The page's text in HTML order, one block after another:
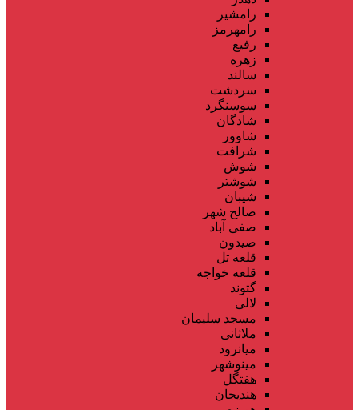
رامشیر
رامهرمز
رفیع
زهره
سالند
سردشت
سوسنگرد
شادگان
شاوور
شرافت
شوش
شوشتر
شیبان
صالح شهر
صفی آباد
صیدون
قلعه تل
قلعه خواجه
گتوند
لالی
مسجد سلیمان
ملاثانی
میانرود
مینوشهر
هفتگل
هندیجان